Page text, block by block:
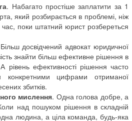
. Набагато простіше заплатити за 1
який розбирається в проблемі, ніж
поки штатний юрист розбереться
досвідчений адвокат юридичної
знайти більш ефективне рішення в
А рівень ефективності рішення часто
конкретними цифрами отриманої
збитків.
мислення. Одна голова добре, а
над пошуком рішення в складній
людина, а ціла команда, будь-яка